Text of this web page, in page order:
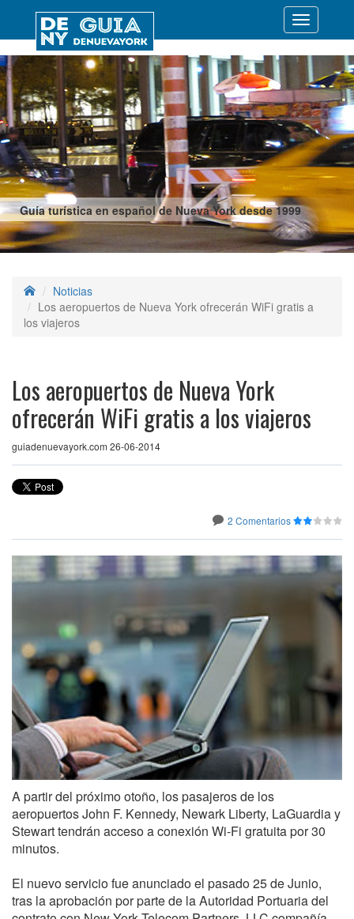
Guía turística en español de Nueva York desde 1999
Desplegar
Noticias
Los aeropuertos de Nueva York ofrecerán WiFi gratis a
los viajeros
Los aeropuertos de Nueva York
ofrecerán WiFi gratis a los viajeros
guiadenuevayork.com 26-06-2014
2 Comentarios
A partir del próximo otoño, los pasajeros de los
aeropuertos John F. Kennedy, Newark Liberty, LaGuardia y
Stewart tendrán acceso a conexión Wi-Fi gratuita por 30
minutos.
El nuevo servicio fue anunciado el pasado 25 de Junio,
tras la aprobación por parte de la Autoridad Portuaria del